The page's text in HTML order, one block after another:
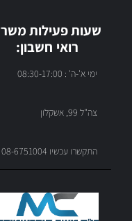
שעות פעילות
רואי חשבון:
ימי א'-ה' : 08:30-17:00
צה"ל 99, אשקלון
התקשרו עכשיו 08-6751004